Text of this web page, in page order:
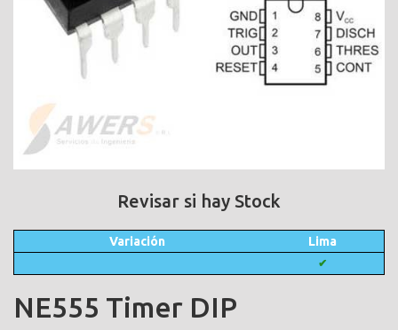
Revisar si hay Stock
Variación Lima
✔
NE555 Timer DIP